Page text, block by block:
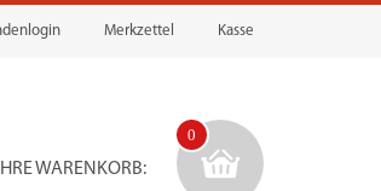
Merkzettel Kasse
IHRE WARENKORB:
0